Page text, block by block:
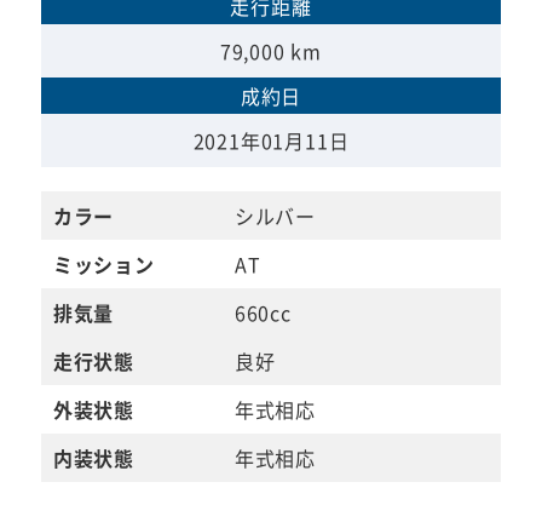
走行距離
79,000 km
成約日
2021年01月11日
カラー
シルバー
ミッション
AT
排気量
660cc
走行状態
良好
外装状態
年式相応
内装状態
年式相応